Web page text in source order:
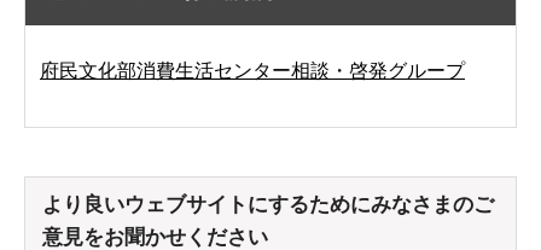
府民文化部消費生活センター相談・啓発グループ
より良いウェブサイトにするためにみなさまのご
意見をお聞かせください